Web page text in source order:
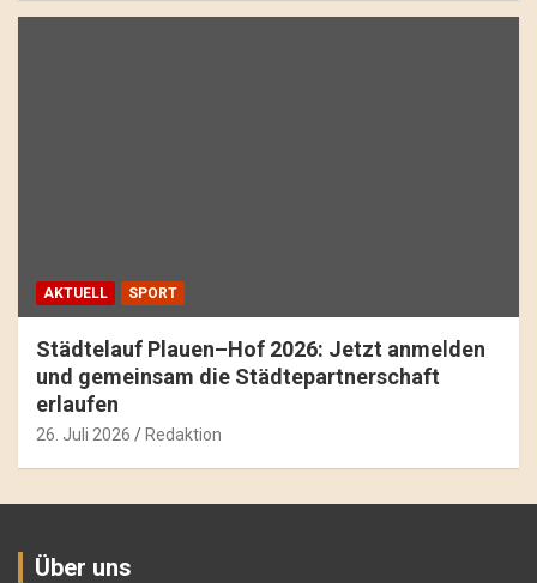
AKTUELL SPORT
Städtelauf Plauen–Hof 2026: Jetzt anmelden
und gemeinsam die Städtepartnerschaft
erlaufen
26. Juli 2026 Redaktion
Über uns